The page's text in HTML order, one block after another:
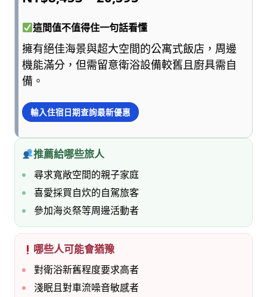
這間值不值得住一句話看懂
擁有絕佳海景與超大空間的公寓式飯店，周邊
機能滿分，但需留意衛浴設備較舊且廚具需自
備。
輸入住宿日期查詢最新優惠
推薦給哪些旅人
尋求寬敞空間的親子家庭
喜愛採買自炊的自駕旅客
參加海炎祭等周邊活動者
哪些人可能會猶豫
對衛浴新舊程度要求高者
淺眠且對車流噪音敏感者